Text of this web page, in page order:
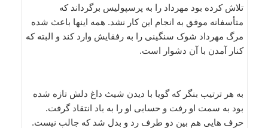
تلاش کرده بود مهرداد را به پرسپولیس برگرداند که
متأسفانه موفق به انجام این کار نشد. همه اینها باعث شده
مرگ مهرداد شوک سنگینی را به رفقایش وارد کند و البته که
کنار آمدن با آن دشوار است.
به هر ترتیب بنگر که گویا با دیدن شیث داغ دلش تازه شده
بود به سمت او رفت و حسابی او را به باد انتقاد گرفت.
حرف هایی هم بین دو طرف رد و بدل شد که جالب نیست.